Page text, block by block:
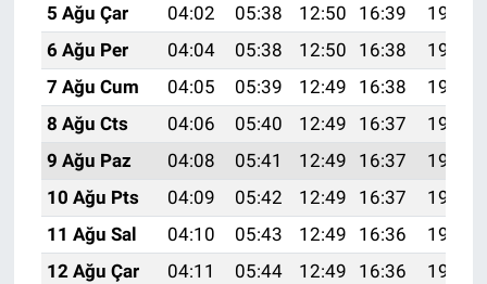
5 Ağu Çar
04:02 05:38 12:50 16:39
19:52
6 Ağu Per
04:04 05:38 12:50 16:38
19:51
7 Ağu Cum
04:05 05:39 12:49 16:38
19:50
8 Ağu Cts
04:06 05:40 12:49 16:37
19:49
9 Ağu Paz
04:08 05:41 12:49 16:37
19:47
10 Ağu Pts
04:09 05:42 12:49 16:37
19:46
11 Ağu Sal
04:10 05:43 12:49 16:36
19:45
12 Ağu Çar
04:11 05:44 12:49 16:36
19:44